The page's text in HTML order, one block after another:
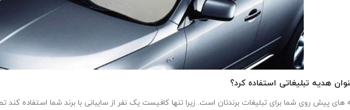
هدیه تبلیغاتی استفاده کرد؟
های پیش روی شما برای تبلیغات برندتان است. زیرا تنها کافیست یک نفر از سایبانی با برند شما استفاده